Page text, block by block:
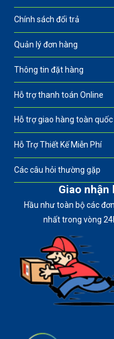
Chính sách đổi trả
Quản lý đơn hàng
Thông tin đặt hàng
Hỗ trợ thanh toán Online
Hỗ trợ giao hàng toàn quốc
Hỗ Trợ Thiết Kế Miễn Phí
Các câu hỏi thường gặp
Giao
Hầu như toàn bộ các
nhất trong vòng